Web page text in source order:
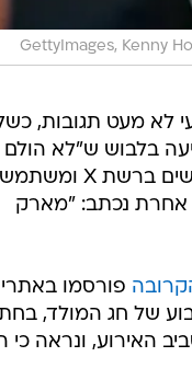
GettyImages, Kenny
לא מעט תגובות,
בלבוש ש"לא
האירוע". "מארק צוקרברג נתפס ב'בדיקת עובדות' ", כתב אחד המשתמשים ברשת X ומשתמש
אחרת נכתב: "מארק
פורסמו באתרי
של חג המולד,
סביב האירוע, ונראה